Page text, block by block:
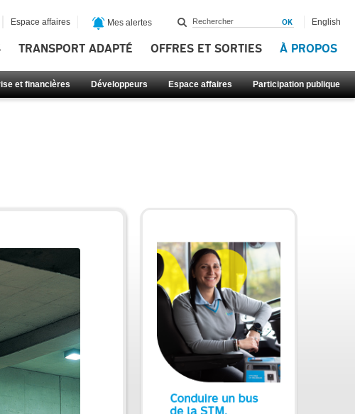
TRANSPORT ADAPTÉ OFFRES ET SORTIES À PROPOS
et financières Développeurs Espace affaires Participation publique
Espace affaires Mes alertes English